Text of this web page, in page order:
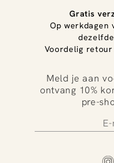
Gratis
Op werkdagen
Voordelig
Meld je aan
ontvang 10%
pre-